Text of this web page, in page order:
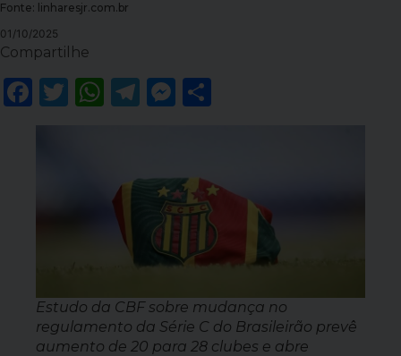
Fonte: linharesjr.com.br
01/10/2025
Compartilhe
Facebook
Twitter
WhatsApp
Telegram
Messenger
Estudo da CBF sobre mudança no
regulamento da Série C do Brasileirão prevê
aumento de 20 para 28 clubes e abre